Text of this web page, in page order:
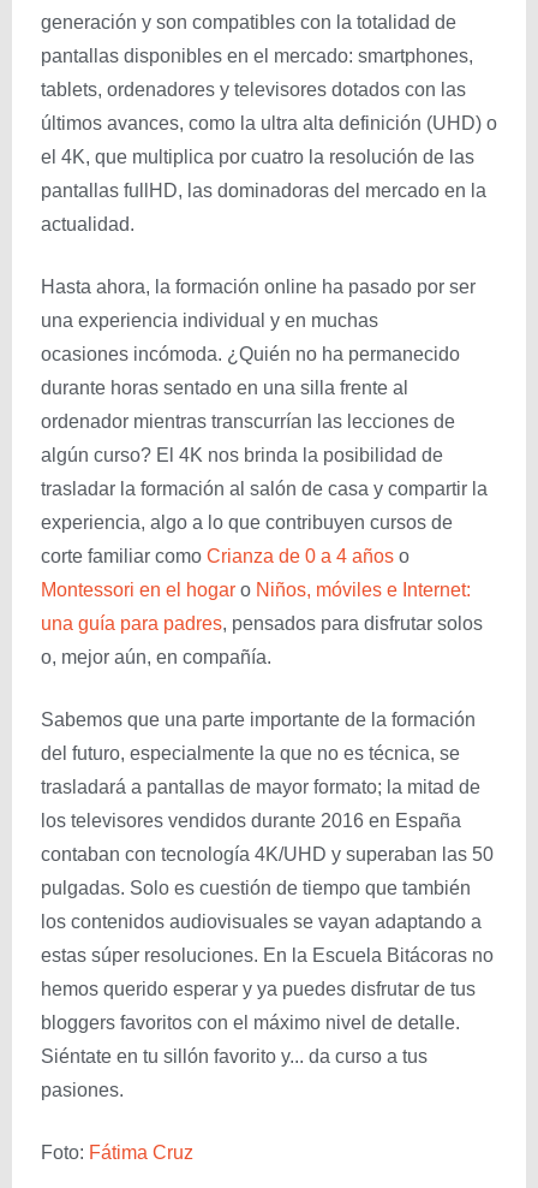
generación y son compatibles con la totalidad de
pantallas disponibles en el mercado: smartphones,
tablets, ordenadores y televisores dotados con las
últimos avances, como la ultra alta definición (UHD) o
el 4K, que multiplica por cuatro la resolución de las
pantallas fullHD, las dominadoras del mercado en la
actualidad.
Hasta ahora, la formación online ha pasado por ser
una experiencia individual y en muchas
ocasiones incómoda. ¿Quién no ha permanecido
durante horas sentado en una silla frente al
ordenador mientras transcurrían las lecciones de
algún curso? El 4K nos brinda la posibilidad de
trasladar la formación al salón de casa y compartir la
experiencia, algo a lo que contribuyen cursos de
corte familiar como Crianza de 0 a 4 años o
Montessori en el hogar o Niños, móviles e Internet:
una guía para padres, pensados para disfrutar solos
o, mejor aún, en compañía.
Sabemos que una parte importante de la formación
del futuro, especialmente la que no es técnica, se
trasladará a pantallas de mayor formato; la mitad de
los televisores vendidos durante 2016 en España
contaban con tecnología 4K/UHD y superaban las 50
pulgadas. Solo es cuestión de tiempo que también
los contenidos audiovisuales se vayan adaptando a
estas súper resoluciones. En la Escuela Bitácoras no
hemos querido esperar y ya puedes disfrutar de tus
bloggers favoritos con el máximo nivel de detalle.
Siéntate en tu sillón favorito y... da curso a tus
pasiones.
Foto: Fátima Cruz